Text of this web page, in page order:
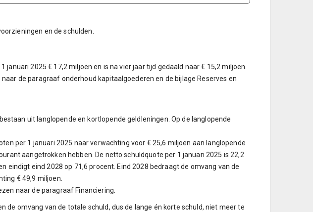
en de schulden.
januari 2025 € 17,2 miljoen en is na vier jaar tijd gedaald naar € 15,2 miljoen.
de paragraaf onderhoud kapitaalgoederen en de bijlage Reserves en
uit langlopende en kortlopende geldleningen. Op de langlopende
per 1 januari 2025 naar verwachting voor € 25,6 miljoen aan langlopende
aangetrokken hebben. De netto schuldquote per 1 januari 2025 is 22,2
eindigt eind 2028 op 71,6 procent. Eind 2028 bedraagt de omvang van de
€ 49,9 miljoen.
naar de paragraaf Financiering.
de omvang van de totale schuld, dus de lange én korte schuld, niet meer te